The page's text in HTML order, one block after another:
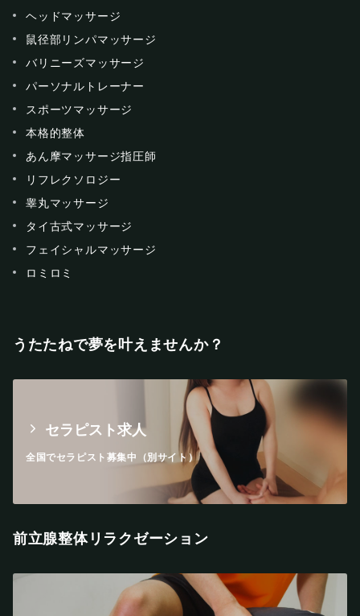
ヘッドマッサージ
鼠径部リンパマッサージ
バリニーズマッサージ
パーソナルトレーナー
スポーツマッサージ
本格的整体
あん摩マッサージ指圧師
リフレクソロジー
睾丸マッサージ
タイ古式マッサージ
フェイシャルマッサージ
ロミロミ
うたたねで夢を叶えませんか？
セラピスト求人
全国でセラピスト募集中（別サイト）
前立腺整体リラクゼーション